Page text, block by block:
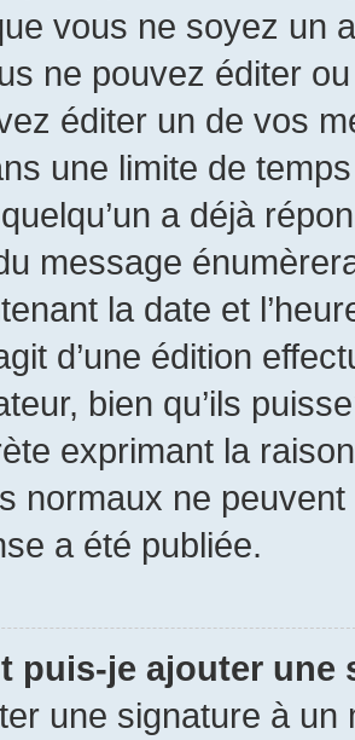
vous ne soyez un
ne pouvez éditer
éditer un de vos
une limite de
a déjà
message
la date et
d’une édition
bien qu’ils
exprimant la
normaux ne
a été publiée.
puis-je ajouter une
une signature à un